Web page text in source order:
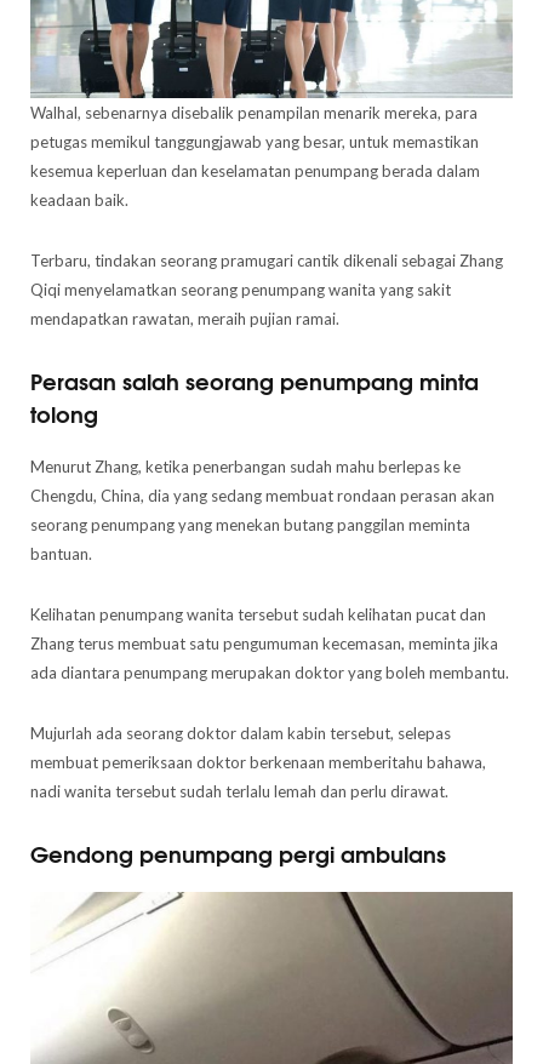
Walhal, sebenarnya disebalik penampilan menarik mereka, para
petugas memikul tanggungjawab yang besar, untuk memastikan
kesemua keperluan dan keselamatan penumpang berada dalam
keadaan baik.
Terbaru, tindakan seorang pramugari cantik dikenali sebagai Zhang
Qiqi menyelamatkan seorang penumpang wanita yang sakit
mendapatkan rawatan, meraih pujian ramai.
Perasan salah seorang penumpang minta
tolong
Menurut Zhang, ketika penerbangan sudah mahu berlepas ke
Chengdu, China, dia yang sedang membuat rondaan perasan akan
seorang penumpang yang menekan butang panggilan meminta
bantuan.
Kelihatan penumpang wanita tersebut sudah kelihatan pucat dan
Zhang terus membuat satu pengumuman kecemasan, meminta jika
ada diantara penumpang merupakan doktor yang boleh membantu.
Mujurlah ada seorang doktor dalam kabin tersebut, selepas
membuat pemeriksaan doktor berkenaan memberitahu bahawa,
nadi wanita tersebut sudah terlalu lemah dan perlu dirawat.
Gendong penumpang pergi ambulans